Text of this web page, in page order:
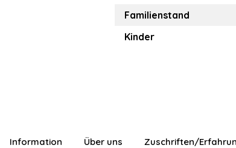
Familienstand
Kinder
Information Über uns Zuschriften/